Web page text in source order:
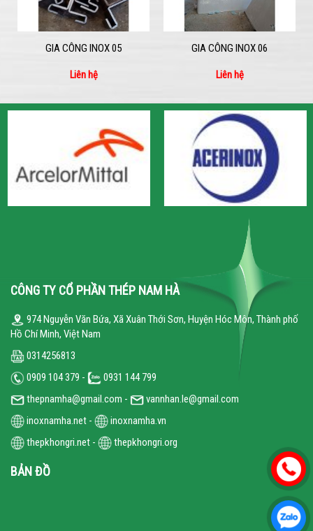
GIA CÔNG INOX 05
Liên hệ
GIA CÔNG INOX 06
Liên hệ
CÔNG TY CỔ PHẦN THÉP NAM HÀ
974 Nguyễn Văn Bứa, Xã Xuân Thới Sơn, Huyện Hóc Môn, Thành phố
Hồ Chí Minh, Việt Nam
0314256813
0909 104 379 -
0931 144 799
thepnamha@gmail.com -
vannhan.le@gmail.com
inoxnamha.net -
inoxnamha.vn
thepkhongri.net - thepkhongri.org
BẢN ĐỒ